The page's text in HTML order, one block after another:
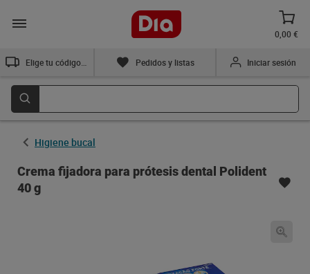
0,00 €
Pedidos y listas Iniciar sesión
Higiene bucal
Crema fijadora para prótesis dental Polident
40 g